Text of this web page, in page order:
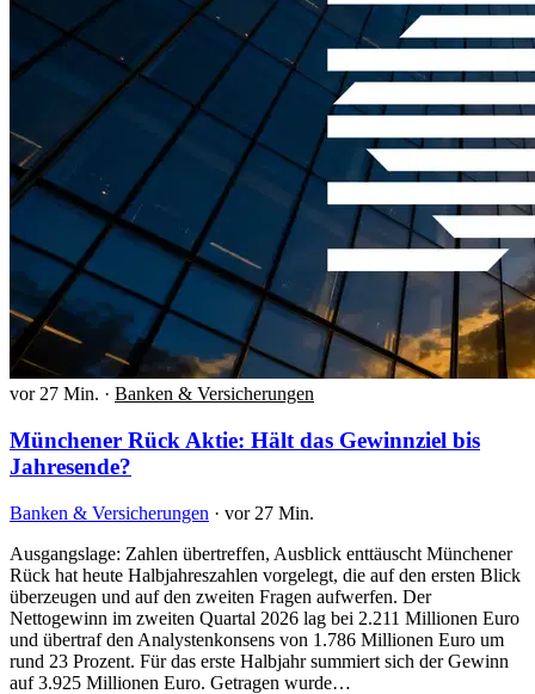
vor 27 Min. · Banken & Versicherungen
Münchener Rück Aktie: Hält das Gewinnziel bis
Jahresende?
Banken & Versicherungen · vor 27 Min.
Ausgangslage: Zahlen übertreffen, Ausblick enttäuscht Münchener
Rück hat heute Halbjahreszahlen vorgelegt, die auf den ersten Blick
überzeugen und auf den zweiten Fragen aufwerfen. Der
Nettogewinn im zweiten Quartal 2026 lag bei 2.211 Millionen Euro
und übertraf den Analystenkonsens von 1.786 Millionen Euro um
rund 23 Prozent. Für das erste Halbjahr summiert sich der Gewinn
auf 3.925 Millionen Euro. Getragen wurde…